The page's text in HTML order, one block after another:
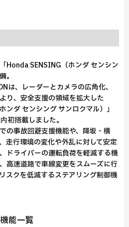
Honda SENSING（ホンダ センシン
。
は、レーダーとカメラの広角化、
り、安全支援の領域を拡大した
ンダ センシング サンロクマル）」
初搭載しました。
の事故回避支援機能や、降坂・横
走行環境の変化や外乱に対して安定
ドライバーの運転負荷を軽減する機
高速道路で車線変更をスムーズに行
スクを低減するステアリング制御機
能一覧